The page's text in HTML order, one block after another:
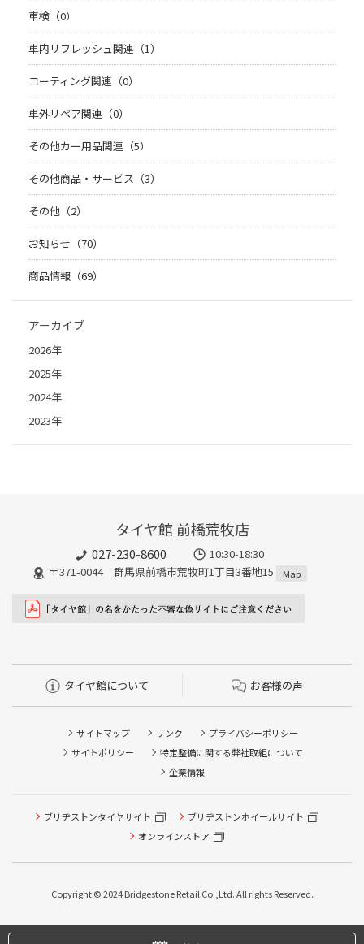
車検（0）
車内リフレッシュ関連（1）
コーティング関連（0）
車外リペア関連（0）
その他カー用品関連（5）
その他商品・サービス（3）
その他（2）
お知らせ（70）
商品情報（69）
アーカイブ
2026年
2025年
2024年
2023年
タイヤ館 前橋荒牧店
027-230-8600
10:30-18:30
〒371-0044 群馬県前橋市荒牧町1丁目3番地15
Map
タイヤ館について お客様の声
サイトマップ リンク
プライバシーポリシー
サイトポリシー
特定整備に関する弊社取組について
企業情報
ブリヂストンタイヤサイト
ブリヂストンホイールサイト
オンラインストア
Copyright © 2024 Bridgestone Retail Co.,Ltd. All rights Reserved.
タイヤ点検・安全点検/タイヤ履き替え/オイル交換/その他